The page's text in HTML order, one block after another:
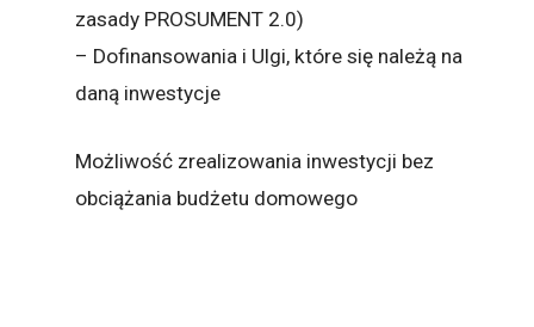
zasady PROSUMENT 2.0)
– Dofinansowania i Ulgi, które się należą na
daną inwestycje
Możliwość zrealizowania inwestycji bez
obciążania budżetu domowego